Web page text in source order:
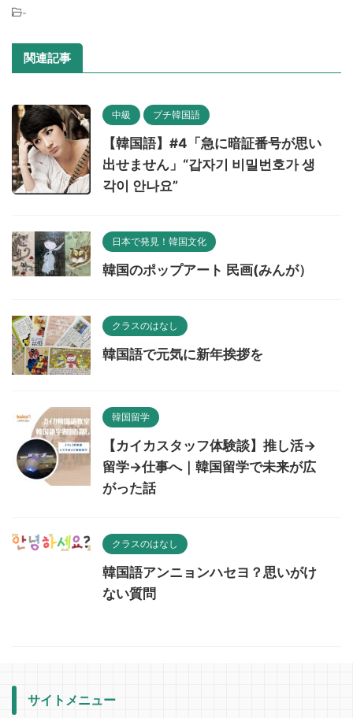
-
関連記事
中級 プチ韓国語
【韓国語】#4「急に暗証番号が思い
出せません」“갑자기 비밀번호가 생
각이 안나요”
日本で発見！韓国文化
韓国のポップアート 民画(みんが）
クラスのはなし
韓国語で元気に新年挨拶を
韓国留学
【カイカスタッフ体験談】推し活→
留学→仕事へ｜韓国留学で未来が広
がった話
クラスのはなし
韓国語アンニョンハセヨ？思いがけ
ない質問
サイトメニュー